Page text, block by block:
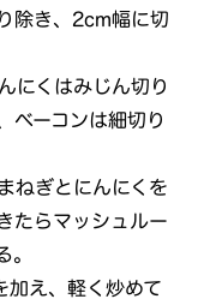
除き、2cm幅に切
にくはみじん切り
ベーコンは細切り
ねぎとにんにくを
たらマッシュルー
。
え、軽く炒めて